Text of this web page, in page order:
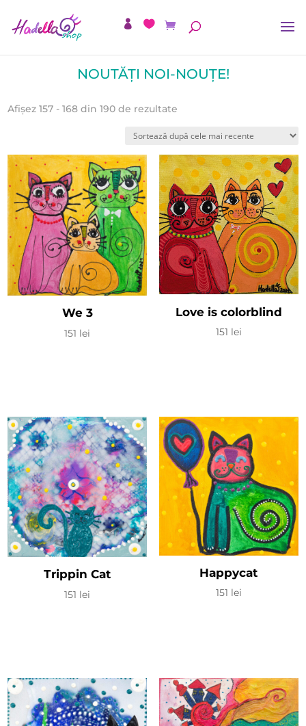
NOUTĂȚI NOI-NOUȚE!
Afișez 157 - 168 din 190 de rezultate
cele
mai
recente
We 3
151 lei
Love is colorblind
151 lei
Trippin Cat
151 lei
Happycat
151 lei